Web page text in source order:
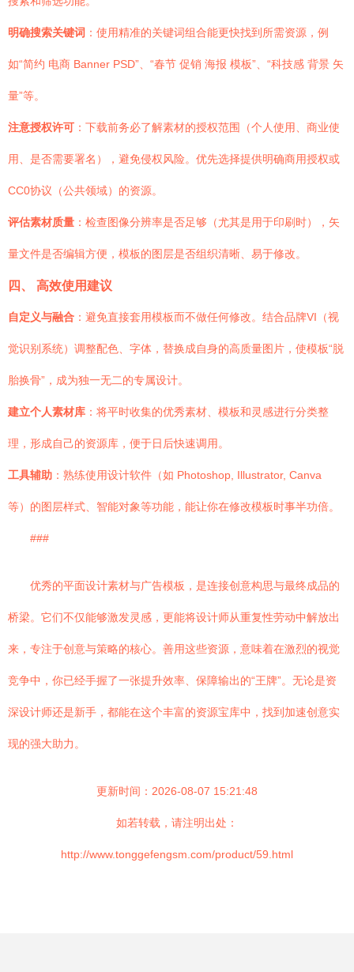
明确搜索关键词 ：使用精准的关键词组合能更快找到所需资源，例
如“简约 电商 Banner PSD”、“春节 促销 海报 模板”、“科技感 背景 矢
量”等。
注意授权许可 ：下载前务必了解素材的授权范围（个人使用、商业使
用、是否需要署名），避免侵权风险。优先选择提供明确商用授权或
CC0协议（公共领域）的资源。
评估素材质量 ：检查图像分辨率是否足够（尤其是用于印刷时），矢
量文件是否编辑方便，模板的图层是否组织清晰、易于修改。
四、 高效使用建议
自定义与融合 ：避免直接套用模板而不做任何修改。结合品牌VI（视
觉识别系统）调整配色、字体，替换成自身的高质量图片，使模板“脱
胎换骨”，成为独一无二的专属设计。
建立个人素材库 ：将平时收集的优秀素材、模板和灵感进行分类整
理，形成自己的资源库，便于日后快速调用。
工具辅助 ：熟练使用设计软件（如 Photoshop, Illustrator, Canva
等）的图层样式、智能对象等功能，能让你在修改模板时事半功倍。
###
优秀的平面设计素材与广告模板，是连接创意构思与最终成品的
桥梁。它们不仅能够激发灵感，更能将设计师从重复性劳动中解放出
来，专注于创意与策略的核心。善用这些资源，意味着在激烈的视觉
竞争中，你已经手握了一张提升效率、保障输出的“王牌”。无论是资
深设计师还是新手，都能在这个丰富的资源宝库中，找到加速创意实
现的强大助力。
更新时间：2026-08-07 15:21:48
如若转载，请注明出处：
http://www.tonggefengsm.com/product/59.html